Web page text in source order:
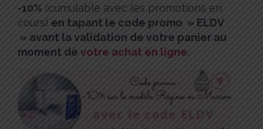
-10% (cumulable avec les promotions en
cours) en tapant le code promo » ELDV
» avant la validation de votre panier au
moment de votre achat en ligne.